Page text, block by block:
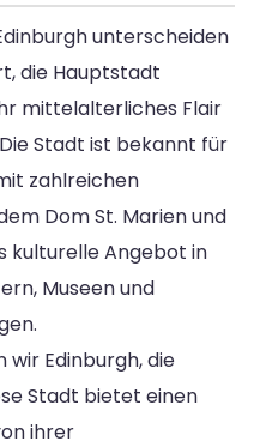
unterscheiden
die Hauptstadt
mittelalterliches Flair
Stadt ist bekannt für
zahlreichen
Dom St. Marien und
kulturelle Angebot in
Museen und
Edinburgh, die
Stadt bietet einen
ihrer